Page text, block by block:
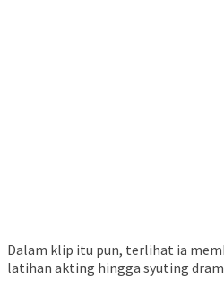
Dalam klip itu pun, terlihat ia
latihan akting hingga syuting